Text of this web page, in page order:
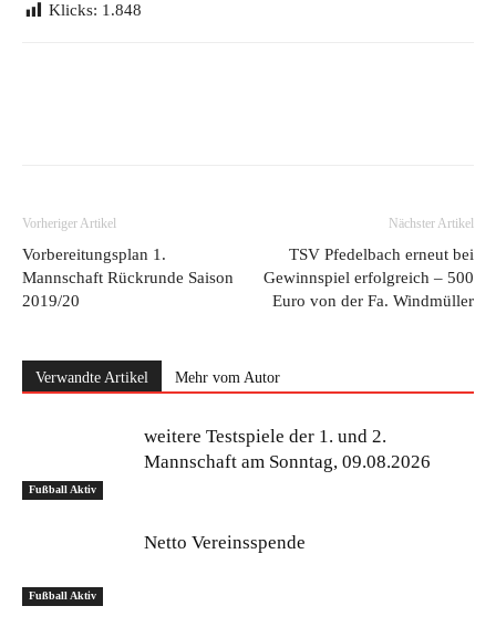
Klicks: 1.848
Vorheriger Artikel
Vorbereitungsplan 1.
Mannschaft Rückrunde Saison
2019/20
Nächster Artikel
TSV Pfedelbach erneut bei
Gewinnspiel erfolgreich – 500
Euro von der Fa. Windmüller
Verwandte Artikel Mehr vom Autor
Fußball Aktiv
weitere Testspiele der 1. und 2.
Mannschaft am Sonntag, 09.08.2026
Fußball Aktiv
Netto Vereinsspende